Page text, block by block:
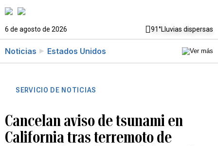
6 de agosto de 2026 91°Lluvias dispersas
Noticias Estados Unidos
SERVICIO DE NOTICIAS
Cancelan aviso de tsunami en
California tras terremoto de